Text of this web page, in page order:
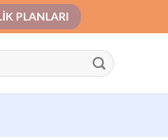
PLANLARI